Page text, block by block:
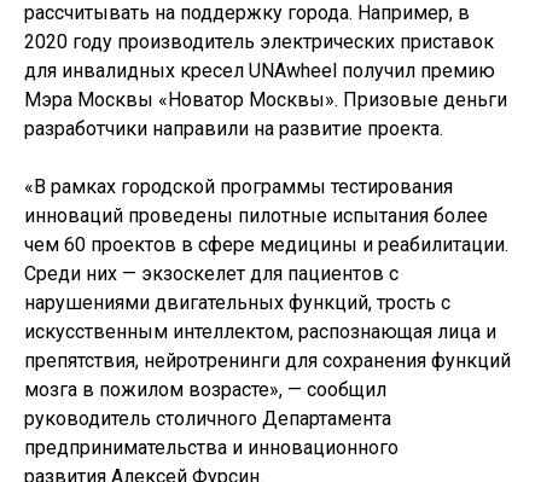
рассчитывать на поддержку города. Например, в
2020 году производитель электрических приставок
для инвалидных кресел UNAwheel получил премию
Мэра Москвы «Новатор Москвы». Призовые деньги
разработчики направили на развитие проекта.
«В рамках городской программы тестирования
инноваций проведены пилотные испытания более
чем 60 проектов в сфере медицины и реабилитации.
Среди них — экзоскелет для пациентов с
нарушениями двигательных функций, трость с
искусственным интеллектом, распознающая лица и
препятствия, нейротренинги для сохранения функций
мозга в пожилом возрасте», — сообщил
руководитель столичного Департамента
предпринимательства и инновационного
развития Алексей Фурсин.